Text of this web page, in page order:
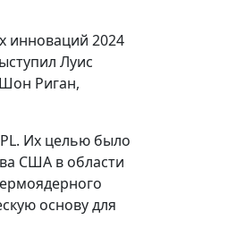
инноваций 2024
Луис
Риган,
Их целью было
США в области
основу для